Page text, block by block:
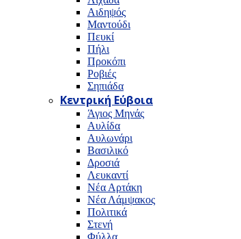
Αιδηψός
Μαντούδι
Πευκί
Πήλι
Προκόπι
Ροβιές
Σηπιάδα
Κεντρική Εύβοια
Άγιος Μηνάς
Αυλίδα
Αυλωνάρι
Βασιλικό
Δροσιά
Λευκαντί
Νέα Αρτάκη
Νέα Λάμψακος
Πολιτικά
Στενή